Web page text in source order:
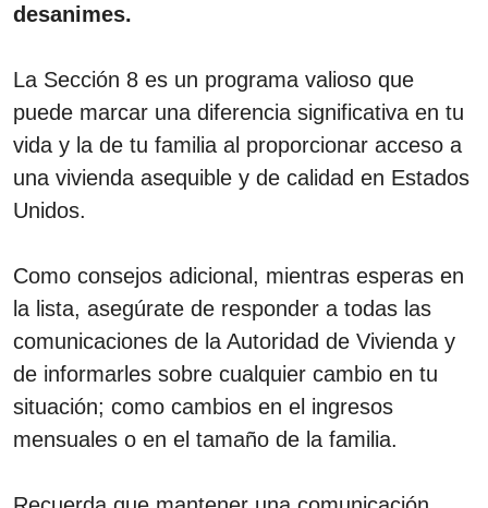
desanimes.
La Sección 8 es un programa valioso que
puede marcar una diferencia significativa en tu
vida y la de tu familia al proporcionar acceso a
una vivienda asequible y de calidad en Estados
Unidos.
Como consejos adicional, mientras esperas en
la lista, asegúrate de responder a todas las
comunicaciones de la Autoridad de Vivienda y
de informarles sobre cualquier cambio en tu
situación; como cambios en el ingresos
mensuales o en el tamaño de la familia.